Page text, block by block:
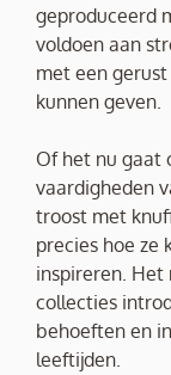
geproduceerd
voldoen aan
met een
kunnen geven.
Of het nu gaat
vaardigheden
troost met
precies hoe ze
inspireren.
collecties
behoeften en
leeftijden.